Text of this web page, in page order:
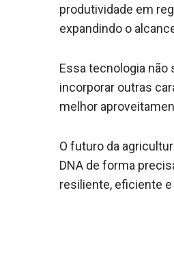
produtividade em
expandindo o
Essa tecnologia não
incorporar outras
melhor
O futuro da
DNA de forma
resiliente, eficiente